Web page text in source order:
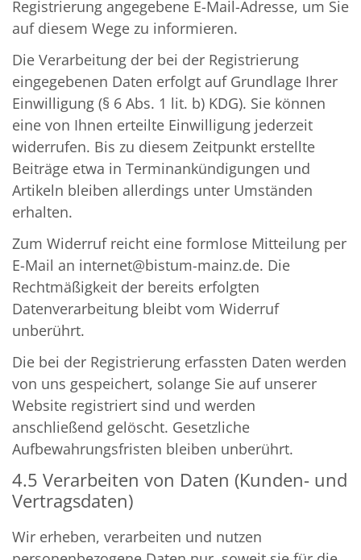
Registrierung angegebene E-Mail-Adresse, um Sie
auf diesem Wege zu informieren.
Die Verarbeitung der bei der Registrierung
eingegebenen Daten erfolgt auf Grundlage Ihrer
Einwilligung (§ 6 Abs. 1 lit. b) KDG). Sie können
eine von Ihnen erteilte Einwilligung jederzeit
widerrufen. Bis zu diesem Zeitpunkt erstellte
Beiträge etwa in Terminankündigungen und
Artikeln bleiben allerdings unter Umständen
erhalten.
Zum Widerruf reicht eine formlose Mitteilung per
E-Mail an internet@bistum-mainz.de. Die
Rechtmäßigkeit der bereits erfolgten
Datenverarbeitung bleibt vom Widerruf
unberührt.
Die bei der Registrierung erfassten Daten werden
von uns gespeichert, solange Sie auf unserer
Website registriert sind und werden
anschließend gelöscht. Gesetzliche
Aufbewahrungsfristen bleiben unberührt.
4.5 Verarbeiten von Daten (Kunden- und
Vertragsdaten)
Wir erheben, verarbeiten und nutzen